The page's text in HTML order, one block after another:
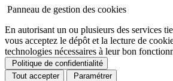
Panneau de gestion des cookies
En autorisant un ou plusieurs des services
vous acceptez le dépôt et la lecture de
technologies nécessaires à leur bon
Politique de confidentialité
Tout accepter
Paramétrer